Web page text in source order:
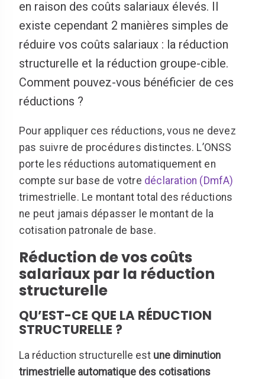
en raison des coûts salariaux élevés. Il
existe cependant 2 manières simples de
réduire vos coûts salariaux : la réduction
structurelle et la réduction groupe-cible.
Comment pouvez-vous bénéficier de ces
réductions ?
Pour appliquer ces réductions, vous ne devez
pas suivre de procédures distinctes. L’ONSS
porte les réductions automatiquement en
compte sur base de votre déclaration (DmfA)
trimestrielle. Le montant total des réductions
ne peut jamais dépasser le montant de la
cotisation patronale de base.
Réduction de vos coûts
salariaux par la réduction
structurelle
QU’EST-CE QUE LA RÉDUCTION
STRUCTURELLE ?
La réduction structurelle est une diminution
trimestrielle automatique des cotisations